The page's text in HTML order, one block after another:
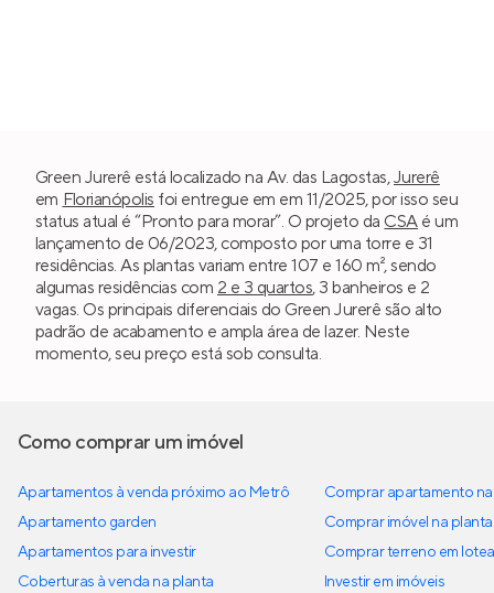
Green Jurerê está localizado na Av. das Lagostas,Jurerê
em Florianópolis foi entregue em em 11/2025, por isso seu
status atual é “Pronto para morar”. O projeto da CSAé um
lançamento de 06/2023, composto por uma torre e 31
residências. As plantas variam entre 107 e 160 m², sendo
algumas residências com 2 e 3 quartos, 3 banheiros e 2
vagas. Os principais diferenciais do Green Jurerê são alto
padrão de acabamento e ampla área de lazer. Neste
momento, seu preço está sob consulta.
Como comprar um imóvel
Apartamentos à venda próximo ao Metrô
Apartamento garden
Apartamentos para investir
Coberturas à venda na planta
Comprar apartamento
Comprar imóvel na planta
Comprar terreno em
Investir em imóveis